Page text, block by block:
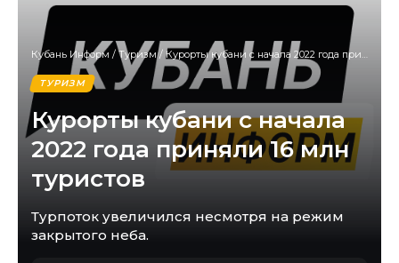
Кубань Информ /Туризм/ Курорты кубани с начала 2022 года приняли 16 млн туристов
ТУРИЗМ
Курорты кубани с начала
2022 года приняли 16 млн
туристов
Турпоток увеличился несмотря на режим
закрытого неба.